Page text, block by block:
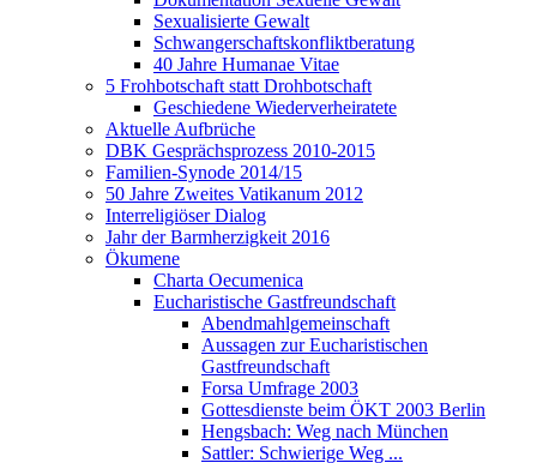
Sexualisierte Gewalt
Schwangerschaftskonfliktberatung
40 Jahre Humanae Vitae
5 Frohbotschaft statt Drohbotschaft
Geschiedene Wiederverheiratete
Aktuelle Aufbrüche
DBK Gesprächsprozess 2010-2015
Familien-Synode 2014/15
50 Jahre Zweites Vatikanum 2012
Interreligiöser Dialog
Jahr der Barmherzigkeit 2016
Ökumene
Charta Oecumenica
Eucharistische Gastfreundschaft
Abendmahlgemeinschaft
Aussagen zur Eucharistischen
Gastfreundschaft
Forsa Umfrage 2003
Gottesdienste beim ÖKT 2003 Berlin
Hengsbach: Weg nach München
Sattler: Schwierige Weg ...